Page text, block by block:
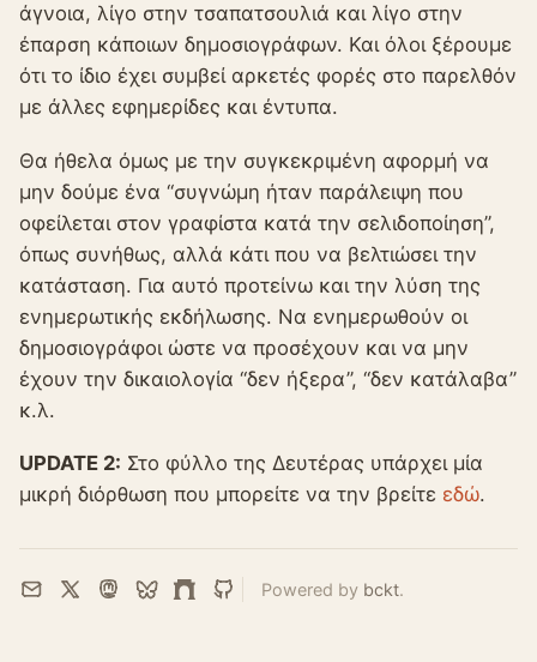
άγνοια, λίγο στην τσαπατσουλιά και λίγο στην
έπαρση κάποιων δημοσιογράφων. Και όλοι ξέρουμε
ότι το ίδιο έχει συμβεί αρκετές φορές στο παρελθόν
με άλλες εφημερίδες και έντυπα.
Θα ήθελα όμως με την συγκεκριμένη αφορμή να
μην δούμε ένα “συγνώμη ήταν παράλειψη που
οφείλεται στον γραφίστα κατά την σελιδοποίηση”,
όπως συνήθως, αλλά κάτι που να βελτιώσει την
κατάσταση. Για αυτό προτείνω και την λύση της
ενημερωτικής εκδήλωσης. Να ενημερωθούν οι
δημοσιογράφοι ώστε να προσέχουν και να μην
έχουν την δικαιολογία “δεν ήξερα”, “δεν κατάλαβα”
κ.λ.
UPDATE 2: Στο φύλλο της Δευτέρας υπάρχει μία
μικρή διόρθωση που μπορείτε να την βρείτε εδώ.
Email
X Mastodon
BlueskyFarcaster
GitHub
Powered by bckt.